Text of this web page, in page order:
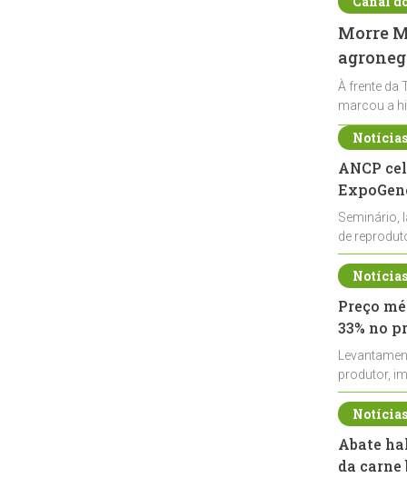
Morre
À frente da
marcou a
ANCP
Seminário,
de
durante a
Preço
33% no
produtor,
de leite cru
Abate
da